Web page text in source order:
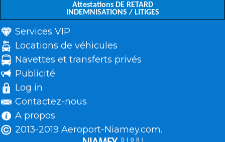
Attestations DE RETARD
INDEMNISATIONS / LITIGES
Services VIP
Locations de véhicules
Navettes et transferts privés
Publicité
Log in
Contactez-nous
A propos
2013-2019 Aeroport-Niamey.com.